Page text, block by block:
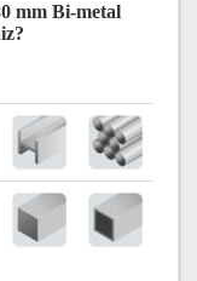
mm Bi-metal